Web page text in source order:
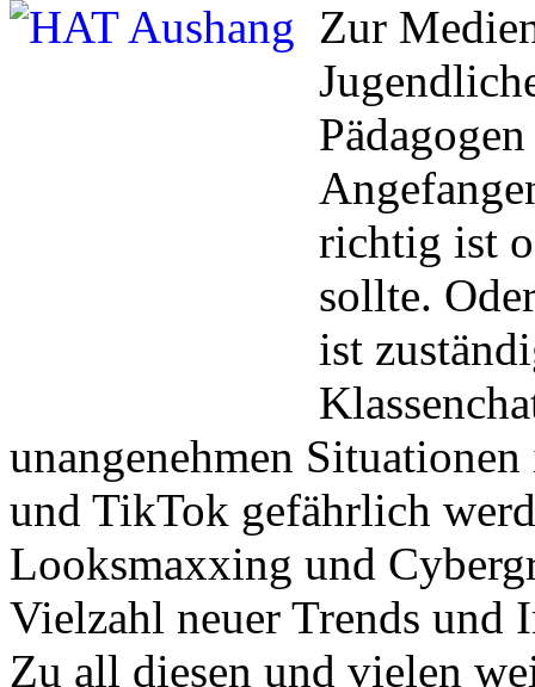
Zur
richtig ist
sollte.
ist
unangenehmen
und TikTok gefährlich
Looksmaxxing und
Vielzahl neuer Trends und
Zu all diesen und vielen